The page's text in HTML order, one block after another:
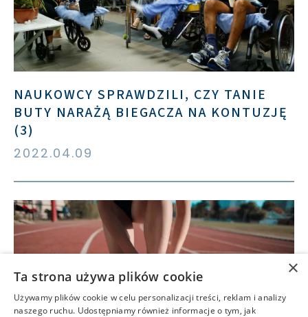
NAUKOWCY SPRAWDZILI, CZY TANIE
BUTY NARAŻĄ BIEGACZA NA KONTUZJĘ
(3)
2022.04.09
×
Ta strona używa plików cookie
Używamy plików cookie w celu personalizacji treści, reklam i analizy
naszego ruchu. Udostępniamy również informacje o tym, jak